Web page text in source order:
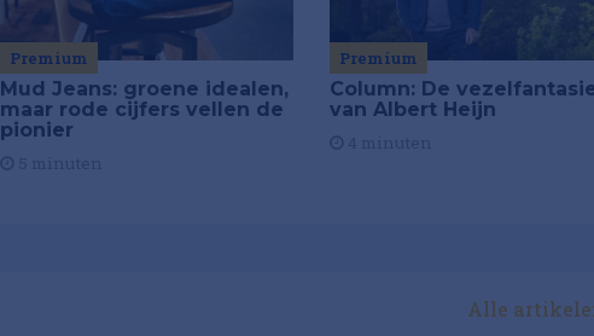
Premium
Mud Jeans: groene idealen,
maar rode cijfers vellen de
pionier
Premium
Column: De
van Albert Heijn
Alle